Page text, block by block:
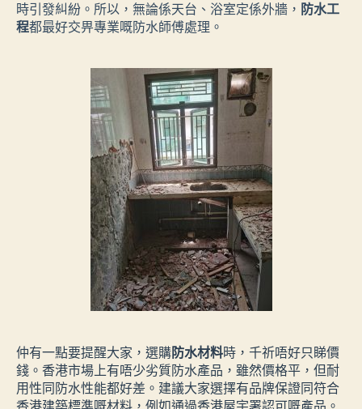
時引發糾紛。所以，無論係天台、浴室定係外牆， 防水工
程都最好交畀專業嘅防水師傅處理。
仲有一點要提醒大家，選購防水材料時，千祈唔好只睇價
錢。香港市場上有唔少劣質防水產品，雖然價格平，但耐
用性同防水性能都好差。建議大家選擇有品牌保證同符合
香港建築標準嘅材料，例如通過香港屋宇署認可嘅產品。